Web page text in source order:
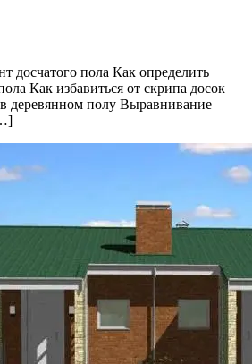
досчатого пола Как определить
Как избавиться от скрипа досок
деревянном полу Выравнивание